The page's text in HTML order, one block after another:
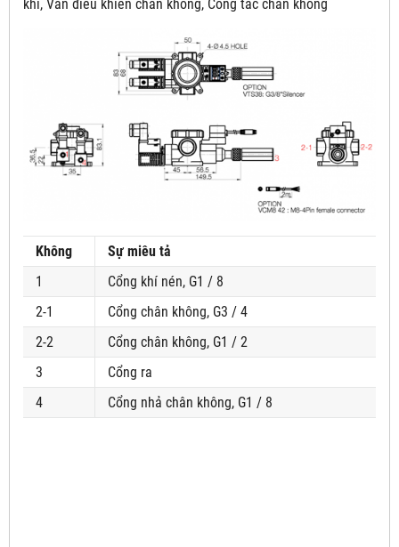
khí, Van điều khiển chân không, Công tắc chân không
Không
Sự miêu tả
1
Cổng khí nén, G1 / 8
2-1
Cổng chân không, G3 / 4
2-2
Cổng chân không, G1 / 2
3
Cổng ra
4
Cổng nhả chân không, G1 / 8